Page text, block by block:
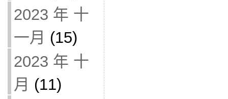
2023 年 十
一月 (15)
2023 年 十
月 (11)